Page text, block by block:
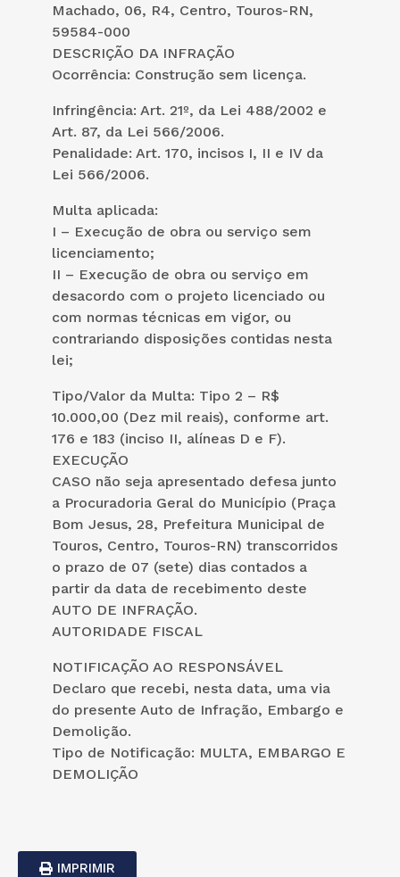
Machado, 06, R4, Centro, Touros-RN,
59584-000
DESCRIÇÃO DA INFRAÇÃO
Ocorrência: Construção sem licença.
Infringência: Art. 21º, da Lei 488/2002 e
Art. 87, da Lei 566/2006.
Penalidade: Art. 170, incisos I, II e IV da
Lei 566/2006.
Multa aplicada:
I – Execução de obra ou serviço sem
licenciamento;
II – Execução de obra ou serviço em
desacordo com o projeto licenciado ou
com normas técnicas em vigor, ou
contrariando disposições contidas nesta
lei;
Tipo/Valor da Multa: Tipo 2 – R$
10.000,00 (Dez mil reais), conforme art.
176 e 183 (inciso II, alíneas D e F).
EXECUÇÃO
CASO não seja apresentado defesa junto
a Procuradoria Geral do Município (Praça
Bom Jesus, 28, Prefeitura Municipal de
Touros, Centro, Touros-RN) transcorridos
o prazo de 07 (sete) dias contados a
partir da data de recebimento deste
AUTO DE INFRAÇÃO.
AUTORIDADE FISCAL
NOTIFICAÇÃO AO RESPONSÁVEL
Declaro que recebi, nesta data, uma via
do presente Auto de Infração, Embargo e
Demolição.
Tipo de Notificação: MULTA, EMBARGO E
DEMOLIÇÃO
IMPRIMIR